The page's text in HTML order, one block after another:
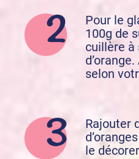
Pour le
100g de
cuillère à
selon
Rajouter
le